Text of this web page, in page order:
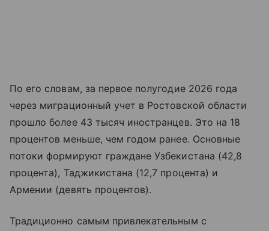
По его словам, за первое полугодие 2026 года
через миграционный учет в Ростовской области
прошло более 43 тысяч иностранцев. Это на 18
процентов меньше, чем годом ранее. Основные
потоки формируют граждане Узбекистана (42,8
процента), Таджикистана (12,7 процента) и
Армении (девять процентов).
Традиционно самым привлекательным с